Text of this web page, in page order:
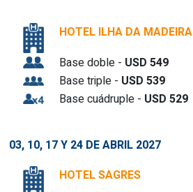
HOTEL ILHA DA MADEIRA
Base doble - USD 549
Base triple - USD 539
Base cuádruple - USD 529
03, 10, 17 Y 24 DE ABRIL 2027
HOTEL SAGRES